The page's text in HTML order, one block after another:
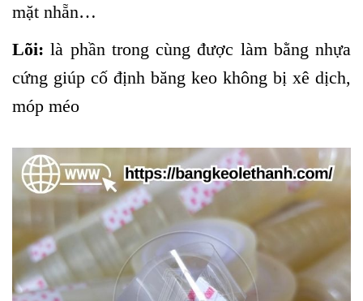
mặt nhẵn…
Lõi:là phần trong cùng được làm bằng nhựa
cứng giúp cố định băng keo không bị xê dịch,
móp méo